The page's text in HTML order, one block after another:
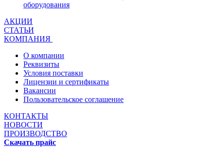
оборудования
АКЦИИ
СТАТЬИ
КОМПАНИЯ
О компании
Реквизиты
Условия поставки
Лицензии и сертификаты
Вакансии
Пользовательское соглашение
КОНТАКТЫ
НОВОСТИ
ПРОИЗВОДСТВО
Скачать прайс